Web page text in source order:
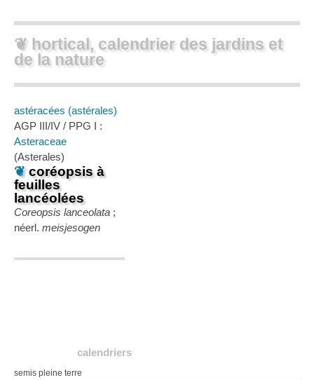
❦ hortical, calendrier des jardins et
de la nature
astéracées (astérales)
AGP III/IV / PPG I :
Asteraceae
(Asterales)
❦coréopsis à
feuilles
lancéolées
Coreopsis lanceolata ;
néerl. meisjesogen
calendriers
semis pleine terre